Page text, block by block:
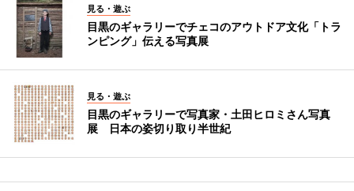
見る・遊ぶ
目黒のギャラリーでチェコのアウトドア文化「トラ
ンピング」伝える写真展
見る・遊ぶ
目黒のギャラリーで写真家・土田ヒロミさん写真
展 日本の姿切り取り半世紀